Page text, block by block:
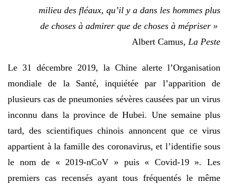
milieu des fléaux, qu’il y a dans les hommes plus
de choses à admirer que de choses à mépriser »
Albert Camus, La Peste
Le 31 décembre 2019, la Chine alerte l’Organisation
mondiale de la Santé, inquiétée par l’apparition de
plusieurs cas de pneumonies sévères causées par un virus
inconnu dans la province de Hubei. Une semaine plus
tard, des scientifiques chinois annoncent que ce virus
appartient à la famille des coronavirus, et l’identifie sous
le nom de « 2019-nCoV » puis « Covid-19 ». Les
premiers cas recensés ayant tous fréquentés le même